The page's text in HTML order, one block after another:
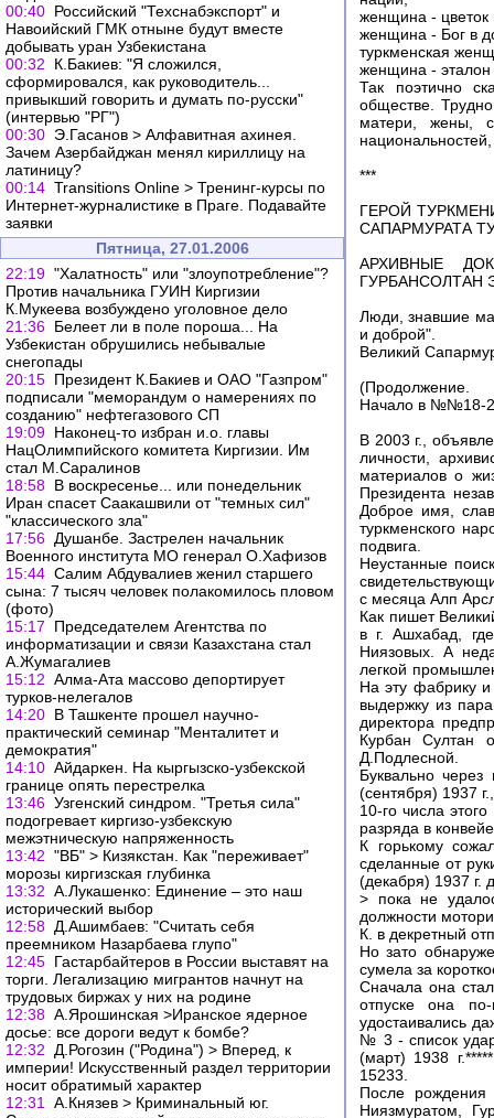
00:40 Российский "Техснабэкспорт" и
Навоийский ГМК отныне будут вместе
добывать уран Узбекистана
00:32
К.Бакиев: "Я сложился,
сформировался, как руководитель...
привыкший говорить и думать по-русски"
(интервью "РГ")
00:30 Э.Гасанов > Алфавитная ахинея.
Зачем Азербайджан менял кириллицу на
латиницу?
00:14 Transitions Online > Тренинг-курсы по
Интернет-журналистике в Праге. Подавайте
заявки
Пятница, 27.01.2006
22:19 "Халатность" или "злоупотребление"?
Против начальника ГУИН Киргизии
К.Мукеева возбуждено уголовное дело
21:36 Белеет ли в поле пороша... На
Узбекистан обрушились небывалые
снегопады
20:15 Президент К.Бакиев и ОАО "Газпром"
подписали "меморандум о намерениях по
созданию" нефтегазового СП
19:09 Наконец-то избран и.о. главы
НацОлимпийского комитета Киргизии. Им
стал М.Саралинов
18:58 В воскресенье... или понедельник
Иран спасет Саакашвили от "темных сил"
"классического зла"
17:56 Душанбе. Застрелен начальник
Военного института МО генерал О.Хафизов
15:44 Салим Абдувалиев женил старшего
сына: 7 тысяч человек полакомилось пловом
(фото)
15:17
Председателем Агентства по
информатизации и связи Казахстана стал
А.Жумагалиев
15:12 Алма-Ата массово депортирует
турков-нелегалов
14:20 В Ташкенте прошел научно-
практический семинар "Менталитет и
демократия"
14:10 Айдаркен. На кыргызско-узбекской
границе опять перестрелка
13:46 Узгенский синдром. "Третья сила"
подогревает киргизо-узбекскую
межэтническую напряженность
13:42 "ВБ" > Кизякстан. Как "переживает"
морозы киргизская глубинка
13:32 А.Лукашенко: Единение – это наш
исторический выбор
12:58 Д.Ашимбаев: "Считать себя
преемником Назарбаева глупо"
12:45 Гастарбайтеров в России выставят на
торги. Легализацию мигрантов начнут на
трудовых биржах у них на родине
12:38 А.Ярошинская >Иранское ядерное
досье: все дороги ведут к бомбе?
12:32
Д.Рогозин ("Родина") > Вперед, к
империи! Искусственный раздел территории
носит обратимый характер
12:31
А.Князев > Криминальный юг.
женщина -
женщина - Бог в
туркменская
женщина - эталон
Так поэтично
обществе.
матери, жены,
***
ГЕРОЙ
САПАРМУРАТА
АРХИВНЫЕ
ГУРБАНСОЛТАН
Люди, знавшие
и доброй".
Великий
(Продолжение.
Начало в №№18-
В 2003 г.,
личности,
материалов о
Президента
Доброе имя,
туркменского
подвига.
Неустанные
с месяца Алп
Как пишет
в г. Ашхабад,
Ниязовых. А
легкой
На эту фабрику и
выдержку из
директора
Курбан Султан
Д.Подлесной.
Буквально
(сентября) 1937
10-го числа
разряда в
К горькому
сделанные от
(декабря) 1937 г.
> пока не
должности
К. в декретный
Но зато
сумела за
Сначала она
отпуске она
удостаивались
№ 3 - список
(март) 1938
15233.
После рождения
Ниязмуратом,